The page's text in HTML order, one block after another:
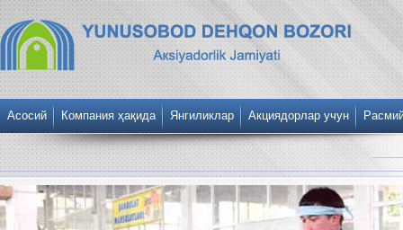
Асосий Компания ҳақида Янгиликлар Акциядорлар учун